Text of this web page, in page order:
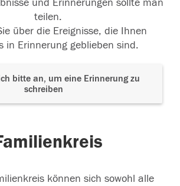
und Erinnerungen sollte man
teilen.
über die Ereignisse, die Ihnen
in Erinnerung geblieben sind.
bitte an, um eine Erinnerung zu
schreiben
können sich sowohl alle